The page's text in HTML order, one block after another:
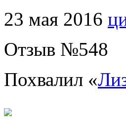
23 мая 2016
Отзыв №548
Похвалил «